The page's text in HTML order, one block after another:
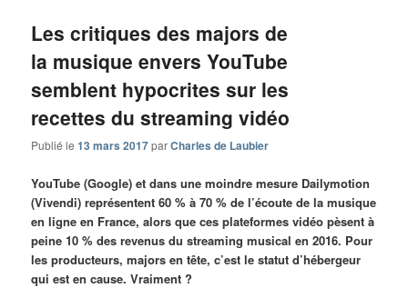
Les critiques des majors de
la musique envers YouTube
semblent hypocrites sur les
recettes du streaming vidéo
Publié le13 mars 2017parCharles de Laubier
YouTube (Google) et dans une moindre mesure Dailymotion
(Vivendi) représentent 60 % à 70 % de l’écoute de la musique
en ligne en France, alors que ces plateformes vidéo pèsent à
peine 10 % des revenus du streaming musical en 2016. Pour
les producteurs, majors en tête, c’est le statut d’hébergeur
qui est en cause. Vraiment ?